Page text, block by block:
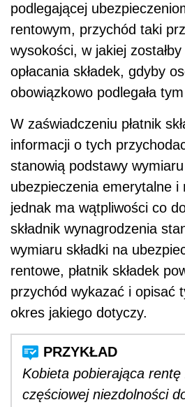
podlegającej
rentowym, przychód taki
wysokości, w jakiej
opłacania składek, gdyby
obowiązkowo podlegała
W zaświadczeniu płatnik
informacji o tych
stanowią podstawy wymiaru
ubezpieczenia emerytalne i
jednak ma wątpliwości co
składnik wynagrodzenia
wymiaru składki na
rentowe, płatnik składek
przychód wykazać i opisać
okres jakiego dotyczy.
Kobieta pobierająca rentę
częściowej niezdolności